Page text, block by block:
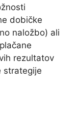
dobičke
naložbo) ali
rezultatov
strategije